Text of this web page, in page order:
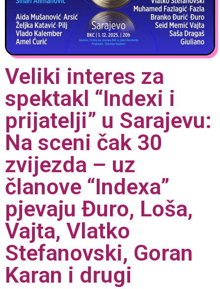
Veliki interes za
spektakl “Indexi i
prijatelji” u Sarajevu:
Na sceni čak 30
zvijezda – uz
članove “Indexa”
pjevaju Đuro, Loša,
Vajta, Vlatko
Stefanovski, Goran
Karan i drugi